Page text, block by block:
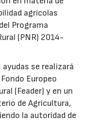
agrícolas
Programa
(PNR) 2014-
se realizará
Europeo
(Feader) y en un
de Agricultura,
la autoridad de